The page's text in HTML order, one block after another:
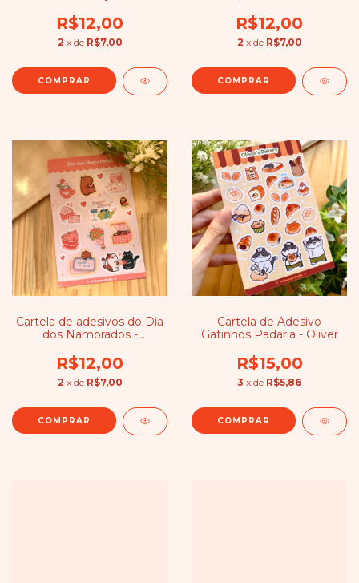
R$12,00
2 x de R$7,00
R$12,00
2 x de R$7,00
Cartela de adesivos do Dia
dos Namorados -
R$12,00
2 x de R$7,00
Cartela de Adesivo
Gatinhos Padaria - Oliver
R$15,00
3 x de R$5,86